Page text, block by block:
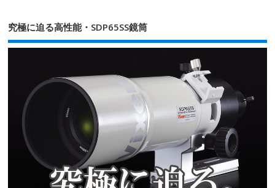
究極に迫る高性能・SDP65SS鏡筒